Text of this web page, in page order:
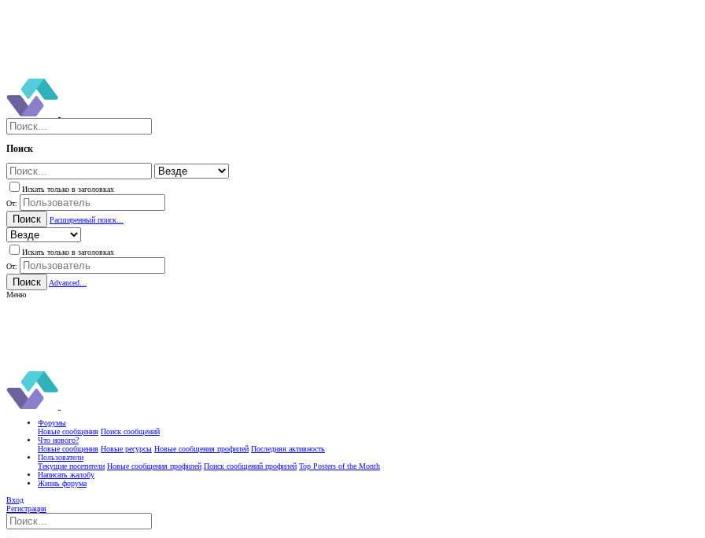
Поиск
Искать только в заголовках
От:
Поиск Расширенный поиск...
Искать только в заголовках
От:
Поиск
Advanced...
Меню
Форумы
Новые сообщения Поиск сообщений
Что нового?
Новые сообщения Новые ресурсы Новые сообщения профилей Последняя активность
Пользователи
Текущие посетители Новые сообщения профилей Поиск сообщений профилей Top Posters of the Month
Написать жалобу
Жизнь форума
Вход
Регистрация